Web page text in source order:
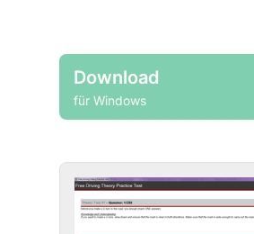
Download
für Windows